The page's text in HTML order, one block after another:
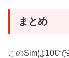
まとめ
このSimは10€で